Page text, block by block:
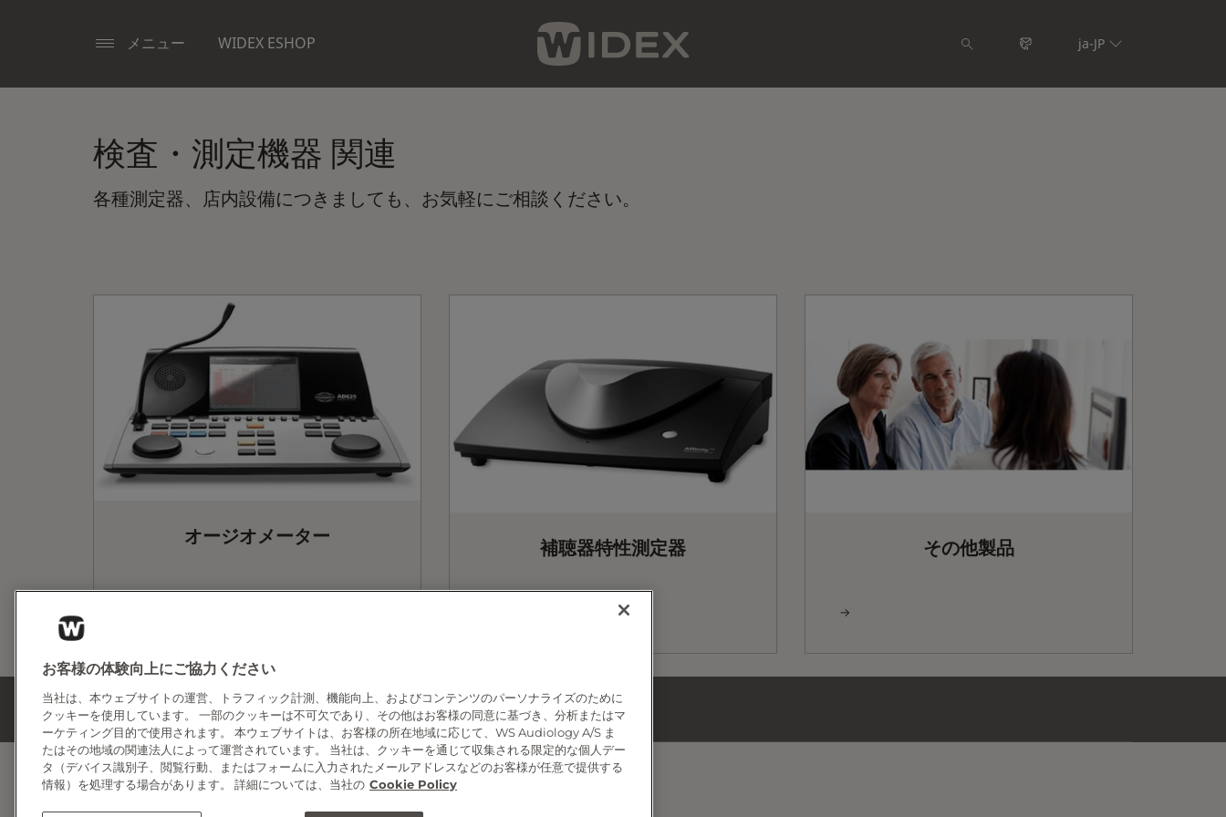
メニュー WIDEX ESHOP ja-JP
検査・測定機器 関連
各種測定器、店内設備につきましても、お気軽にご相談ください。
オージオメーター
補聴器特性測定器 その他製品
/ medical-electronics
お客様の体験向上にご協力ください
当社は、本ウェブサイトの運営、トラフィック計測、機能向上、およびコンテンツのパーソナライズのために
クッキーを使用しています。 一部のクッキーは不可欠であり、その他はお客様の同意に基づき、分析またはマ
ーケティング目的で使用されます。 本ウェブサイトは、お客様の所在地域に応じて、WS Audiology A/S ま
たはその地域の関連法人によって運営されています。 当社は、クッキーを通じて収集される限定的な個人デー
タ（デバイス識別子、閲覧行動、またはフォームに入力されたメールアドレスなどのお客様が任意で提供する
情報）を処理する場合があります。 詳細については、当社の Cookie Policy